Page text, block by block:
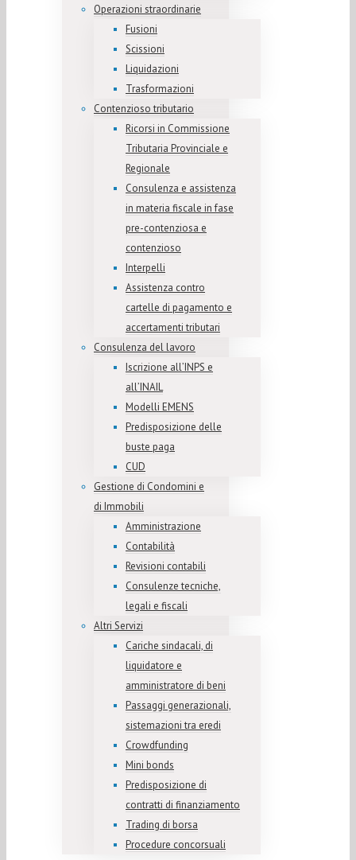
Operazioni straordinarie
Fusioni
Scissioni
Liquidazioni
Trasformazioni
Contenzioso tributario
Ricorsi in Commissione
Tributaria Provinciale e
Regionale
Consulenza e assistenza
in materia fiscale in fase
pre-contenziosa e
contenzioso
Interpelli
Assistenza contro
cartelle di pagamento e
accertamenti tributari
Consulenza del lavoro
Iscrizione all’INPS e
all’INAIL
Modelli EMENS
Predisposizione delle
buste paga
CUD
Gestione di Condomini e
di Immobili
Amministrazione
Contabilità
Revisioni contabili
Consulenze tecniche,
legali e fiscali
Altri Servizi
Cariche sindacali, di
liquidatore e
amministratore di beni
Passaggi generazionali,
sistemazioni tra eredi
Crowdfunding
Mini bonds
Predisposizione di
contratti di finanziamento
Trading di borsa
Procedure concorsuali